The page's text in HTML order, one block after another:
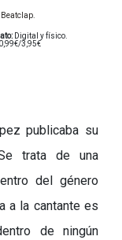
Beatclap.
Digital y físico.
0,99€/3,95€
publicaba su
trata de una
del género
a la cantante es
de ningún